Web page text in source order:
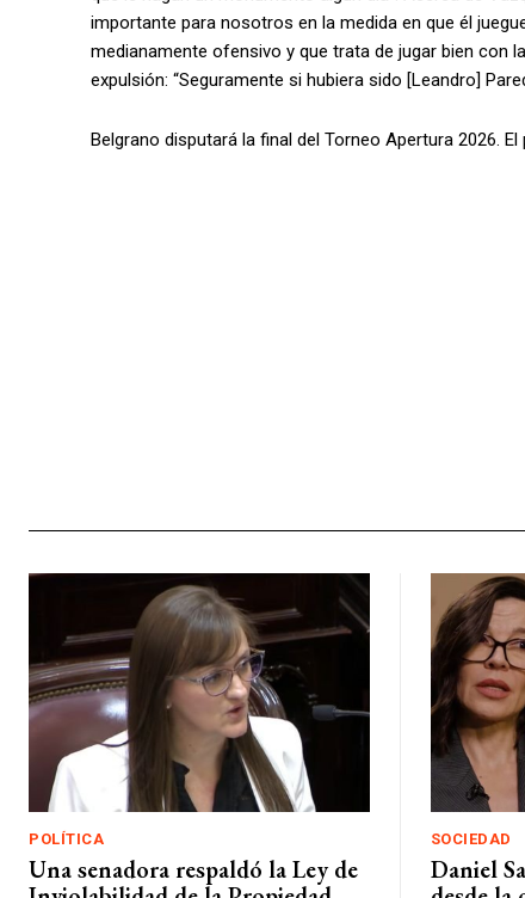
importante para nosotros en la medida en que él
medianamente ofensivo y que trata de jugar bien con
expulsión: “Seguramente si hubiera sido [Leandro]
Belgrano disputará la final del Torneo Apertura 2026.
POLÍTICA
Una senadora respaldó la Ley de
SOCIEDAD
Daniel